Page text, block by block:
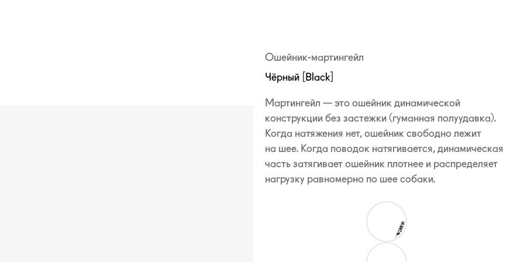
Ошейник-мартингейл
Чёрный [Black]
Мартингейл — это ошейник динамической
конструкции без застежки (гуманная полуудавка).
Когда натяжения нет, ошейник свободно лежит
на шее. Когда поводок натягивается, динамическая
часть затягивает ошейник плотнее и распределяет
нагрузку равномерно по шее собаки.